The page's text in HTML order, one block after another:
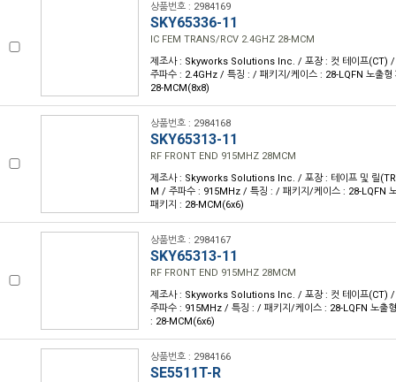
상품번호 : 2984169
SKY65336-11
IC FEM TRANS/RCV 2.4GHZ 28-MCM
제조사 : Skyworks Solutions Inc. / 포장 : 컷 테이프(CT)
주파수 : 2.4GHz / 특징 : / 패키지/케이스 : 28-LQFN 노출형
28-MCM(8x8)
상품번호 : 2984168
SKY65313-11
RF FRONT END 915MHZ 28MCM
제조사 : Skyworks Solutions Inc. / 포장 : 테이프 및 릴
M / 주파수 : 915MHz / 특징 : / 패키지/케이스 : 28-LQFN
패키지 : 28-MCM(6x6)
상품번호 : 2984167
SKY65313-11
RF FRONT END 915MHZ 28MCM
제조사 : Skyworks Solutions Inc. / 포장 : 컷 테이프(CT)
주파수 : 915MHz / 특징 : / 패키지/케이스 : 28-LQFN 노출
: 28-MCM(6x6)
상품번호 : 2984166
SE5511T-R